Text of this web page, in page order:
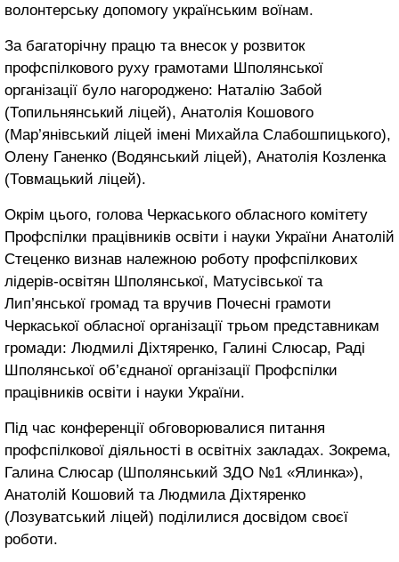
волонтерську допомогу українським воїнам.
За багаторічну працю та внесок у розвиток
профспілкового руху грамотами Шполянської
організації було нагороджено: Наталію Забой
(Топильнянський ліцей), Анатолія Кошового
(Мар’янівський ліцей імені Михайла Слабошпицького),
Олену Ганенко (Водянський ліцей), Анатолія Козленка
(Товмацький ліцей).
Окрім цього, голова Черкаського обласного комітету
Профспілки працівників освіти і науки України Анатолій
Стеценко визнав належною роботу профспілкових
лідерів-освітян Шполянської, Матусівської та
Лип’янської громад та вручив Почесні грамоти
Черкаської обласної організації трьом представникам
громади: Людмилі Діхтяренко, Галині Слюсар, Раді
Шполянської об’єднаної організації Профспілки
працівників освіти і науки України.
Під час конференції обговорювалися питання
профспілкової діяльності в освітніх закладах. Зокрема,
Галина Слюсар (Шполянський ЗДО №1 «Ялинка»),
Анатолій Кошовий та Людмила Діхтяренко
(Лозуватський ліцей) поділилися досвідом своєї
роботи.